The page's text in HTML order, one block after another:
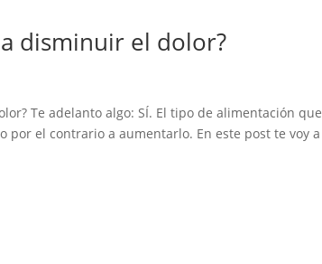
disminuir el dolor?
Te adelanto algo: SÍ. El tipo de alimentación que
el contrario a aumentarlo. En este post te voy a